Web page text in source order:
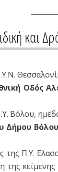
και
Οδός
Βόλου,
Δήμου
Π.Υ.
κείμενης